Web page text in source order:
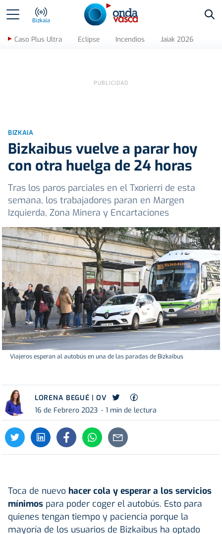
Bizkaia
Caso Plus Ultra Eclipse Incendios Jaiak 2026
BIZKAIA
Bizkaibus vuelve a parar hoy
con otra huelga de 24 horas
Tras los paros parciales en el Txorierri de esta
semana, los trabajadores paran en Margen
Izquierda, Zona Minera y Encartaciones
Viajeros esperan al autobús en una de las paradas de Bizkaibus
LORENA BEGUÉ | OV
16 de Febrero 2023
1 min de lectura
Toca de nuevo hacer cola y esperar a los servicios
mínimos para poder coger el autobús. Esto para
quienes tengan tiempo y paciencia porque la
mayoría de los usuarios de Bizkaibus ha optado